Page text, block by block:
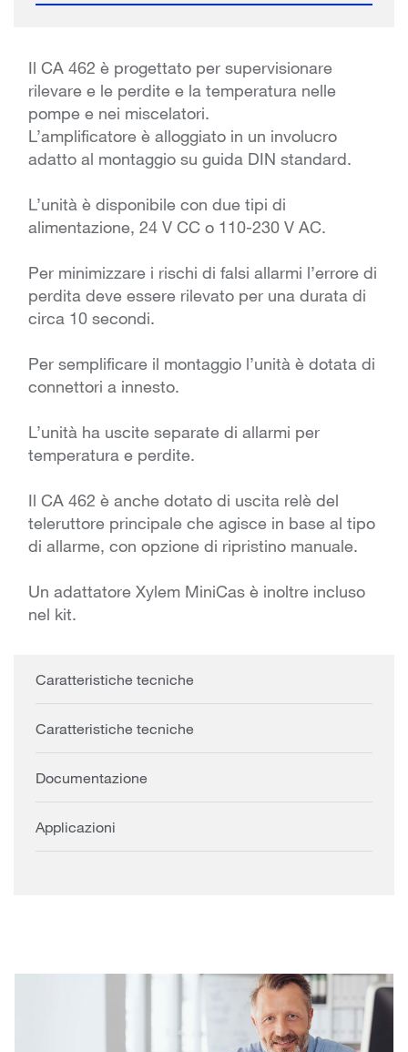
Il CA 462 è progettato per supervisionare
rilevare e le perdite e la temperatura nelle
pompe e nei miscelatori.
L’amplificatore è alloggiato in un involucro
adatto al montaggio su guida DIN standard.
L’unità è disponibile con due tipi di
alimentazione, 24 V CC o 110-230 V AC.
Per minimizzare i rischi di falsi allarmi l’errore di
perdita deve essere rilevato per una durata di
circa 10 secondi.
Per semplificare il montaggio l’unità è dotata di
connettori a innesto.
L’unità ha uscite separate di allarmi per
temperatura e perdite.
Il CA 462 è anche dotato di uscita relè del
teleruttore principale che agisce in base al tipo
di allarme, con opzione di ripristino manuale.
Un adattatore Xylem MiniCas è inoltre incluso
nel kit.
Caratteristiche tecniche
Caratteristiche tecniche
Documentazione
Applicazioni